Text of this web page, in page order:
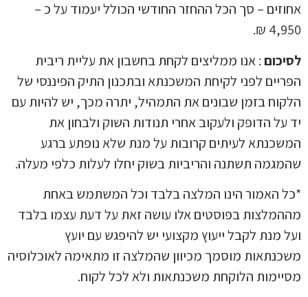
– סך הכל ההחזר החודשי הכולל יעמוד על כ –
: אנו ממליצים לקחת בחשבון את עליית ריבית
לפני לקיחת המשכנתא ובתכנון התיק הפיננסי של
בזמן שבונים את התמהיל, יתרה מכך, יש להיות עם
הדופק ולעקוב אחרי תנודות השוק ולבחון את
לעיתים קרובות על מנת שלא נופתע ברגע
תשתנה והריביות בשוק יחלו לעלות כלפי מעלה.
האמור הינו המלצה בלבד וכל המשתמש באחת
בפוסטים אלו עושה זאת על דעת עצמו בלבד
מנת לקבל ייעוץ מקצועי יש להיפגש עם יועץ
מוסמך מכיוון שהמלצה זו מתאימה לאוכלוסיה
הלוקחת משכנתאות ולא לכל לקוח.